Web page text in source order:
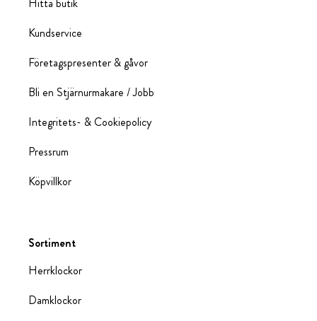
Kundservice
Företagspresenter & gåvor
Bli en Stjärnurmakare / Jobb
Integritets- & Cookiepolicy
Pressrum
Köpvillkor
Sortiment
Herrklockor
Damklockor